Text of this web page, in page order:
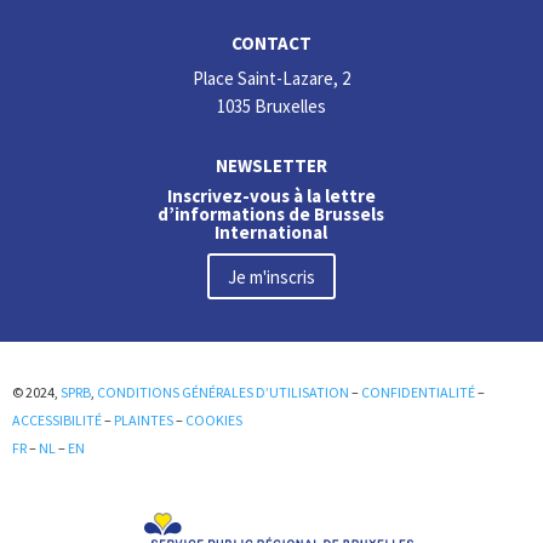
CONTACT
Place Saint-Lazare, 2
1035 Bruxelles
NEWSLETTER
Inscrivez-vous à la lettre
d’informations de Brussels
International
Je m'inscris
© 2024, SPRB CONDITIONS GÉNÉRALES D’UTILISATION – CONFIDENTIALITÉ–
ACCESSIBILITÉ– PLAINTES– COOKIES
FR– NL – EN